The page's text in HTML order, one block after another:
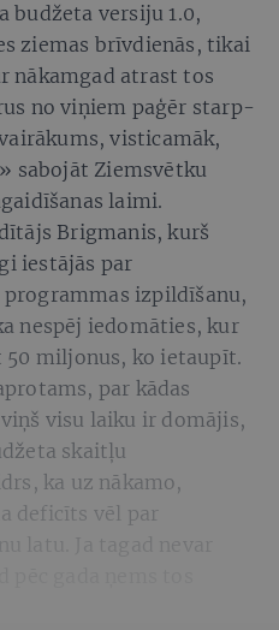
budžeta versiju 1.0,
ziemas brīvdienās, tikai
nākamgad atrast tos
no viņiem paģēr starp­
visticamāk,
sabojāt Ziemsvētku
laimi.
Brigmanis, kurš
iestājās par
izpildīšanu,
nespēj iedomāties, kur
miljonus, ko ietaupīt.
par kādas
visu laiku ir domājis,
skaitļu
ka uz nākamo,
deficīts vēl par